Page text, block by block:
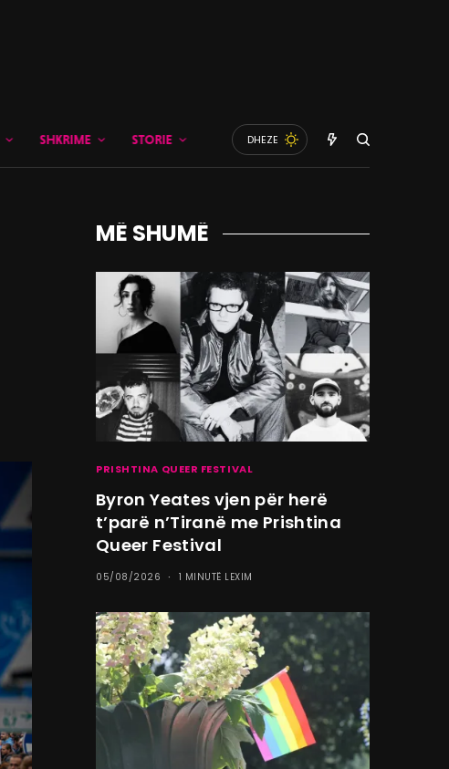
SHKRIME STORIE DHEZE
MË SHUMË
PRISHTINA QUEER FESTIVAL
Byron Yeates vjen për herë
t’parë n’Tiranë me Prishtina
Queer Festival
05/08/2026 1 MINUTË LEXIM